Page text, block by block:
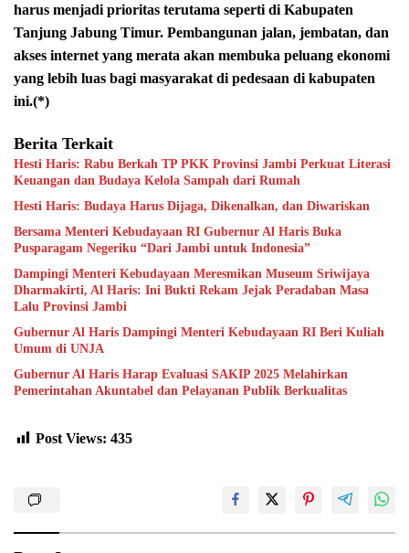
harus menjadi prioritas terutama seperti di Kabupaten
Tanjung Jabung Timur. Pembangunan jalan, jembatan, dan
akses internet yang merata akan membuka peluang ekonomi
yang lebih luas bagi masyarakat di pedesaan di kabupaten
ini.(*)
Berita Terkait
Hesti Haris: Rabu Berkah TP PKK Provinsi Jambi Perkuat Literasi
Keuangan dan Budaya Kelola Sampah dari Rumah
Hesti Haris: Budaya Harus Dijaga, Dikenalkan, dan Diwariskan
Bersama Menteri Kebudayaan RI Gubernur Al Haris Buka
Pusparagam Negeriku “Dari Jambi untuk Indonesia”
Dampingi Menteri Kebudayaan Meresmikan Museum Sriwijaya
Dharmakirti, Al Haris: Ini Bukti Rekam Jejak Peradaban Masa
Lalu Provinsi Jambi
Gubernur Al Haris Dampingi Menteri Kebudayaan RI Beri Kuliah
Umum di UNJA
Gubernur Al Haris Harap Evaluasi SAKIP 2025 Melahirkan
Pemerintahan Akuntabel dan Pelayanan Publik Berkualitas
Post Views: 435